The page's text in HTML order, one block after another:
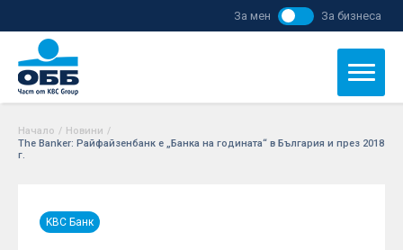
За мен За бизнеса
Начало / Новини /
The Banker: Райфайзенбанк е „Банка на годината“ в България и през 2018
г.
KBC Банк